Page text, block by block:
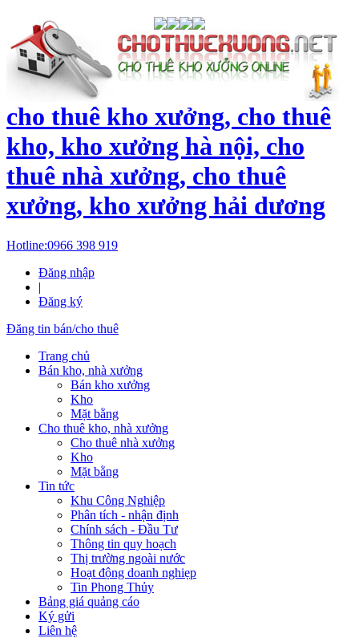
cho thuê kho xưởng, cho thuê
kho, kho xưởng hà nội, cho
thuê nhà xưởng, cho thuê
xưởng, kho xưởng hải dương
Hotline:0966 398 919
Đăng nhập
|
Đăng ký
Đăng tin bán/cho thuê
Trang chủ
Bán kho, nhà xưởng
Bán kho xưởng
Kho
Mặt bằng
Cho thuê kho, nhà xưởng
Cho thuê nhà xưởng
Kho
Mặt bằng
Tin tức
Khu Công Nghiệp
Phân tích - nhận định
Chính sách - Đầu Tư
Thông tin quy hoạch
Thị trường ngoài nước
Hoạt động doanh nghiẹp
Tin Phong Thủy
Bảng giá quảng cáo
Ký gửi
Liên hệ